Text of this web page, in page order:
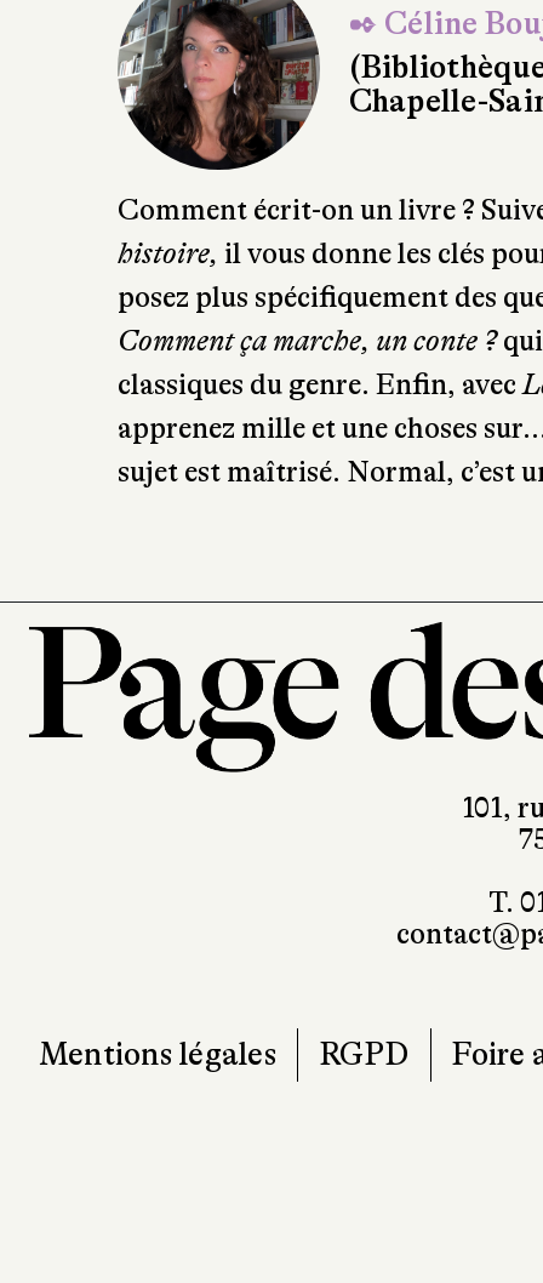
✒ Céline
Chapelle-
Comment écrit-on un livre ?
histoire, il vous donne les clés
posez plus spécifiquement des
Comment ça marche, un conte ?qui
classiques du genre. Enfin, avec
apprenez mille et une choses
sujet est maîtrisé. Normal, c’est
101,
T.
Mentions légales RGPD Foire